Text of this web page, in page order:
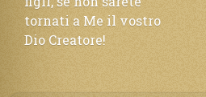
articoli
tornati a Me il vostro
Dio Creatore!